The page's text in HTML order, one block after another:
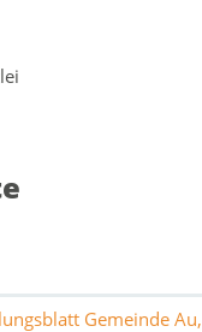
Gemeinde Au,